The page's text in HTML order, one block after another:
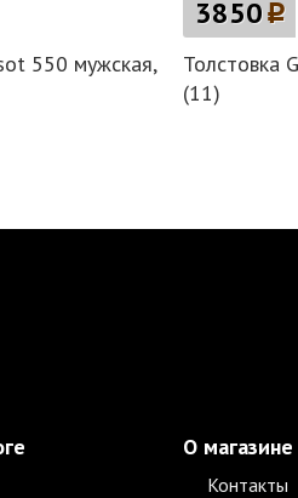
550 мужская,
3850p
Толстовка
(11)
О магазине
Контакты